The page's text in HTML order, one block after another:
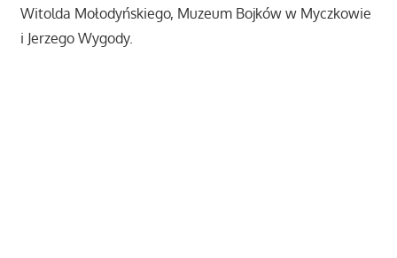
Witolda Mołodyńskiego, Muzeum Bojków w Myczkowie
i Jerzego Wygody.